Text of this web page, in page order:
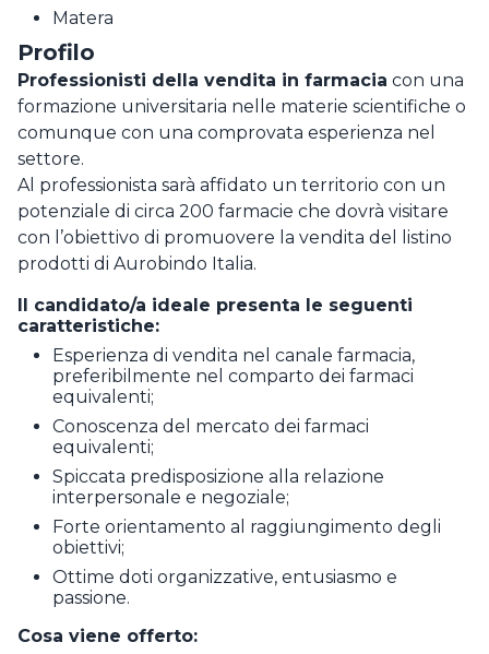
Matera
Profilo
Professionisti della vendita in farmacia con una
formazione universitaria nelle materie scientifiche o
comunque con una comprovata esperienza nel
settore.
Al professionista sarà affidato un territorio con un
potenziale di circa 200 farmacie che dovrà visitare
con l’obiettivo di promuovere la vendita del listino
prodotti di Aurobindo Italia.
Il candidato/a ideale presenta le seguenti
caratteristiche:
Esperienza di vendita nel canale farmacia,
preferibilmente nel comparto dei farmaci
equivalenti;
Conoscenza del mercato dei farmaci
equivalenti;
Spiccata predisposizione alla relazione
interpersonale e negoziale;
Forte orientamento al raggiungimento degli
obiettivi;
Ottime doti organizzative, entusiasmo e
passione.
Cosa viene offerto: